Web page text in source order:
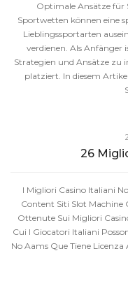
Optimale Ansätze für
Sportwetten können eine
Lieblingssportarten
verdienen. Als Anfänger
Strategien und Ansätze zu
platziert. In diesem
26
I Migliori Casino Italiani
Content Siti Slot Machine
Ottenute Sui Migliori
Cui I Giocatori Italiani
No Aams Que Tiene